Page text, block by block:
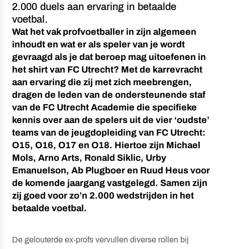
2.000 duels aan ervaring in betaalde
voetbal.
Wat het vak profvoetballer in zijn algemeen
inhoudt en wat er als speler van je wordt
gevraagd als je dat beroep mag uitoefenen in
het shirt van FC Utrecht? Met de karrevracht
aan ervaring die zij met zich meebrengen,
dragen de leden van de ondersteunende staf
van de FC Utrecht Academie die specifieke
kennis over aan de spelers uit de vier ‘oudste’
teams van de jeugdopleiding van FC Utrecht:
O15, O16, O17 en O18. Hiertoe zijn Michael
Mols, Arno Arts, Ronald Siklic, Urby
Emanuelson, Ab Plugboer en Ruud Heus voor
de komende jaargang vastgelegd. Samen zijn
zij goed voor zo’n 2.000 wedstrijden in het
betaalde voetbal.
De gelouterde ex-profs vervullen diverse rollen bij